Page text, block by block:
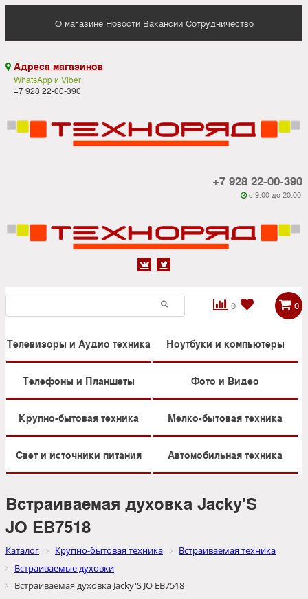
О магазине Новости Вакансии Сотрудничество
 Адреса магазинов
WhatsApp и Viber:
+7 928 22-00-390
+7 928 22-00-390
 c 9:00 до 20:00
 
0

 0
Телевизоры и Аудио техника Ноутбуки и компьютеры
Телефоны и Планшеты Фото и Видео
Крупно-бытовая техника Мелко-бытовая техника
Свет и источники питания Автомобильная техника
Встраиваемая духовка Jacky'S
JO EB7518
Каталог Крупно-бытовая техника
Встраиваемая техника
Встраиваемые духовки
Встраиваемая духовка Jacky'S JO EB7518